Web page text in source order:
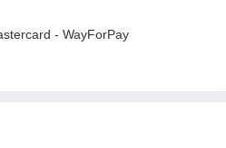
- WayForPay